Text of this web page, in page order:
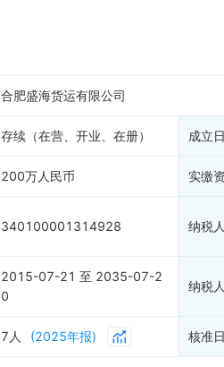
信用评价
进出口信用
债券信息
地块公示
客户
合肥盛海货运有限公司
存续（在营、开业、在册） 成立
200万人民币 实缴
340100001314928 纳税
2015-07-21 至 2035-07-2
0
纳税
7人 (2025年报) 核准